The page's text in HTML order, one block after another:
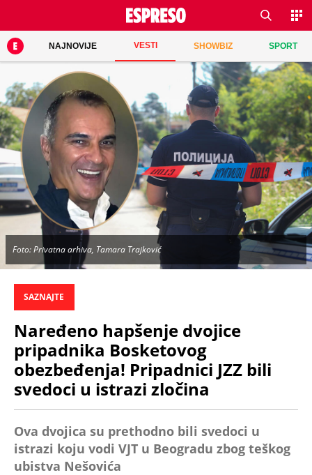
NAJNOVIJE VESTI SHOWBIZ SPORT
Foto: Privatna arhiva, Tamara Trajković
SAZNAJTE
Naređeno hapšenje dvojice
pripadnika Bosketovog
obezbeđenja! Pripadnici JZZ bili
svedoci u istrazi zločina
Ova dvojica su prethodno bili svedoci u
istrazi koju vodi VJT u Beogradu zbog teškog
ubistva Nešovića